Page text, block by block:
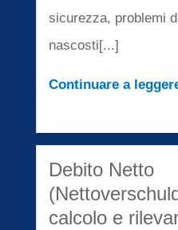
sicurezza, problemi
nascosti[...]
Continuare a
Debito Netto
calcolo e